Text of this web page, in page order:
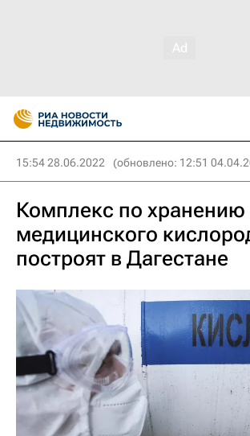
15:54 28.06.2022 (обновлено: 12:51
Комплекс по хранению
медицинского
построят в Дагестане